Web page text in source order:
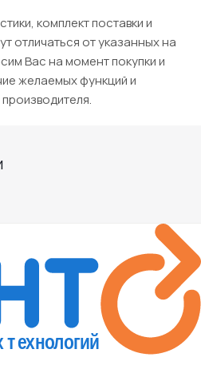
комплект поставки и
отличаться от указанных на
Вас на момент покупки и
желаемых функций и